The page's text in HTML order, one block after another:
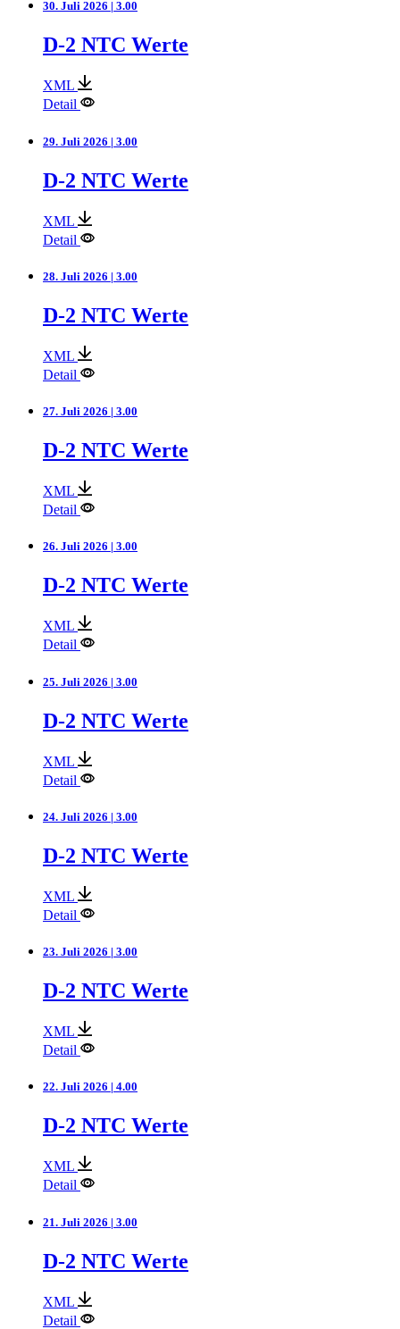
30. Juli 2026 | 3.00
D-2 NTC Werte
XML
Detail
29. Juli 2026 | 3.00
D-2 NTC Werte
XML
Detail
28. Juli 2026 | 3.00
D-2 NTC Werte
XML
Detail
27. Juli 2026 | 3.00
D-2 NTC Werte
XML
Detail
26. Juli 2026 | 3.00
D-2 NTC Werte
XML
Detail
25. Juli 2026 | 3.00
D-2 NTC Werte
XML
Detail
24. Juli 2026 | 3.00
D-2 NTC Werte
XML
Detail
23. Juli 2026 | 3.00
D-2 NTC Werte
XML
Detail
22. Juli 2026 | 4.00
D-2 NTC Werte
XML
Detail
21. Juli 2026 | 3.00
D-2 NTC Werte
XML
Detail